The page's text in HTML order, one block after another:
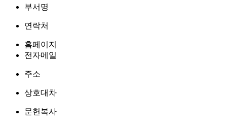
부서명
연락처
홈페이지
전자메일
주소
상호대차
문헌복사